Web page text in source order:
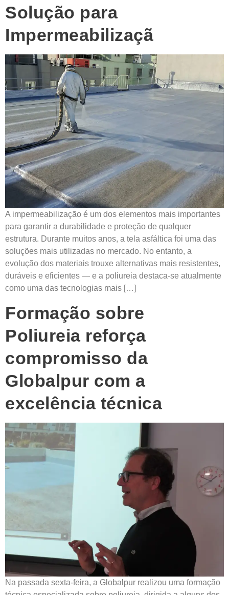
Solução para
Impermeabilizaçã
A impermeabilização é um dos elementos mais importantes
para garantir a durabilidade e proteção de qualquer
estrutura. Durante muitos anos, a tela asfáltica foi uma das
soluções mais utilizadas no mercado. No entanto, a
evolução dos materiais trouxe alternativas mais resistentes,
duráveis e eficientes — e a poliureia destaca-se atualmente
como uma das tecnologias mais […]
Formação sobre
Poliureia reforça
compromisso da
Globalpur com a
excelência técnica
Na passada sexta-feira, a Globalpur realizou uma formação